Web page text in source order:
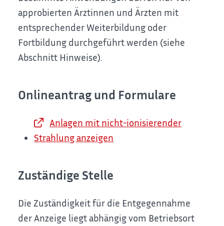
approbierten Ärztinnen und Ärzten mit
entsprechender Weiterbildung oder
Fortbildung durchgeführt werden (siehe
Abschnitt Hinweise).
Onlineantrag und Formulare
Anlagen mit nicht-ionisierender
Strahlung anzeigen
Zuständige Stelle
Die Zuständigkeit für die Entgegennahme
der Anzeige liegt abhängig vom Betriebsort